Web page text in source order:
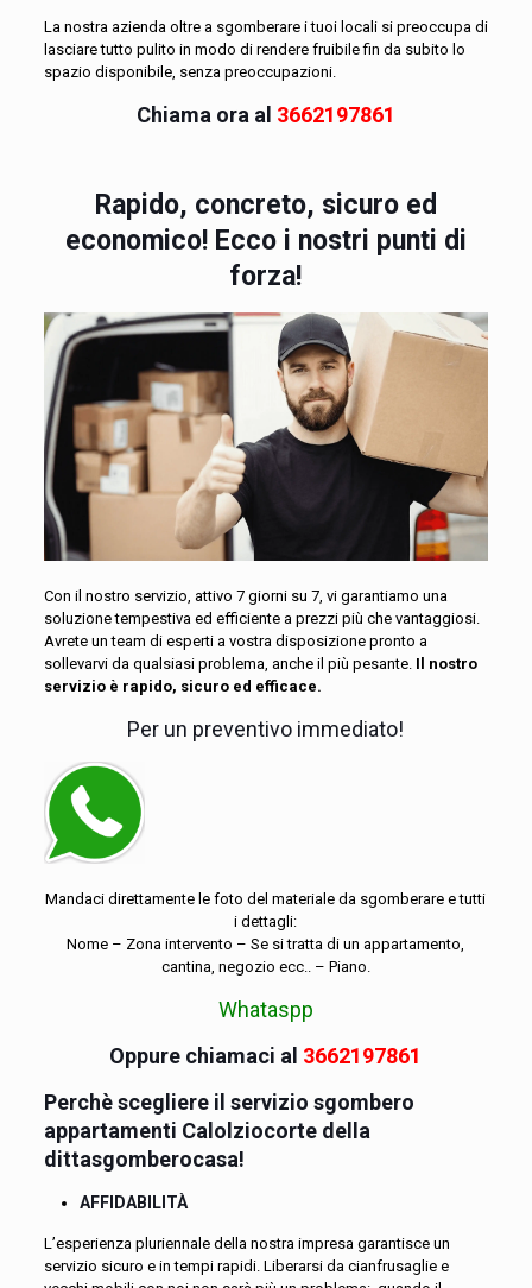
La nostra azienda oltre a sgomberare i tuoi locali si preoccupa di
lasciare tutto pulito in modo di rendere fruibile fin da subito lo
spazio disponibile, senza preoccupazioni.
Chiama ora al 3662197861
Rapido, concreto, sicuro ed
economico! Ecco i nostri punti di
forza!
Con il nostro servizio, attivo 7 giorni su 7, vi garantiamo una
soluzione tempestiva ed efficiente a prezzi più che vantaggiosi.
Avrete un team di esperti a vostra disposizione pronto a
sollevarvi da qualsiasi problema, anche il più pesante. Il nostro
servizio è rapido, sicuro ed efficace.
Per un preventivo immediato!
Mandaci direttamente le foto del materiale da sgomberare e tutti
i dettagli:
Nome – Zona intervento – Se si tratta di un appartamento,
cantina, negozio ecc.. – Piano.
Whataspp
Oppure chiamaci al 3662197861
Perchè scegliere il servizio sgombero
appartamenti Calolziocorte della
dittasgomberocasa!
AFFIDABILITÀ
L’esperienza pluriennale della nostra impresa garantisce un
servizio sicuro e in tempi rapidi. Liberarsi da cianfrusaglie e